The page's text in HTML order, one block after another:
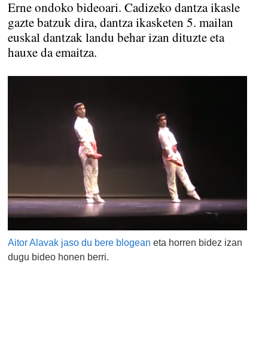
Erne ondoko bideoari. Cadizeko dantza ikasle
gazte batzuk dira, dantza ikasketen 5. mailan
euskal dantzak landu behar izan dituzte eta
hauxe da emaitza.
Aitor Alavak jaso du bere blogean eta horren bidez izan
dugu bideo honen berri.